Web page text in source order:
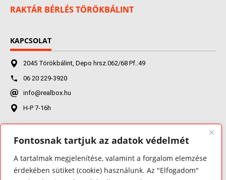
Fontosnak tartjuk az adatok védelmét
A tartalmak megjelenítése, valamint a forgalom elemzése
érdekében sütiket (cookie) használunk. Az "Elfogadom"
RAKTÁR BÉRLÉS TÖRÖKBÁLINT
KAPCSOLAT
2045 Törökbálint, Depo hrsz.062/68 Pf.:49
06 20 229-3920
info@realbox.hu
H-P 7-16h
FACEBOOK
Real-Box Logisztikai Kft.